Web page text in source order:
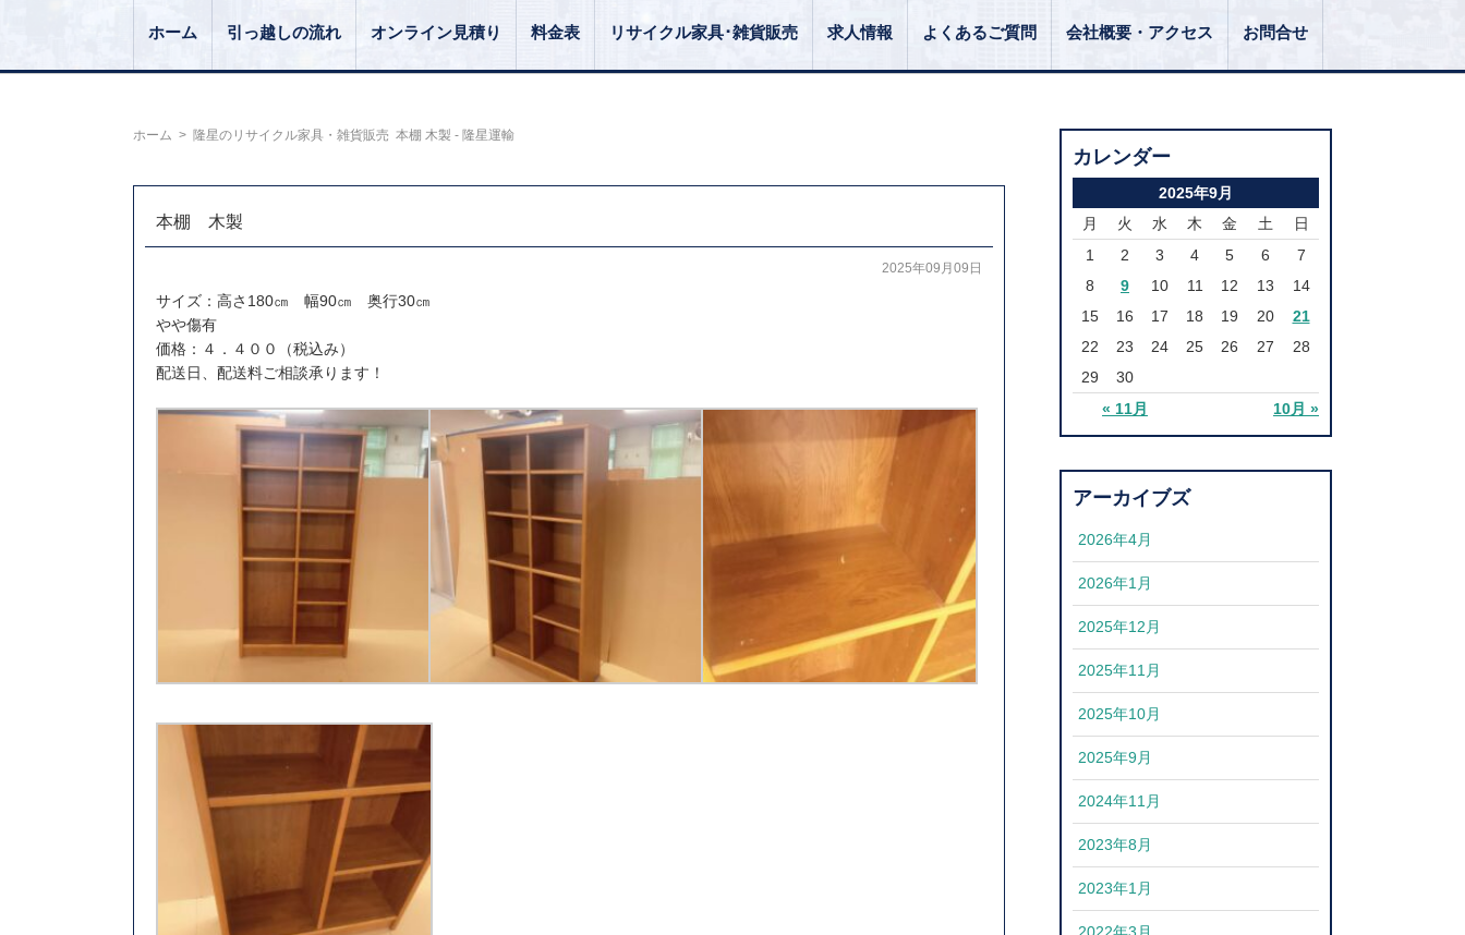
ホーム 引っ越しの流れ オンライン見積り 料金表 リサイクル家具･雑貨販売 求人情報 よくあるご質問 会社概要・アクセス お問合せ
ホーム > 隆星のリサイクル家具・雑貨販売 本棚 木製 - 隆星運輸
本棚 木製
2025年09月09日
サイズ：高さ180㎝ 幅90㎝ 奥行30㎝
やや傷有
価格：４．４００（税込み）
配送日、配送料ご相談承ります！
カレンダー
2025年9月
月
火 水 木 金 土 日
« 11月 10月 »
1 2 3 4 5 6
7
8
9 10 11 12 13
14
15
16 17 18 19 20
21
22
23 24 25 26 27
28
29
30
アーカイブズ
2026年4月
2026年1月
2025年12月
2025年11月
2025年10月
2025年9月
2024年11月
2023年8月
2023年1月